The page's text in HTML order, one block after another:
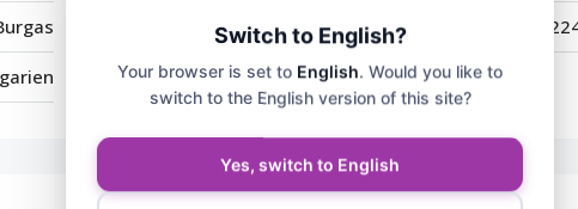
Switch to English?
Your browser is set to English. Would you like to
switch to the English version of this site?
Yes, switch to English